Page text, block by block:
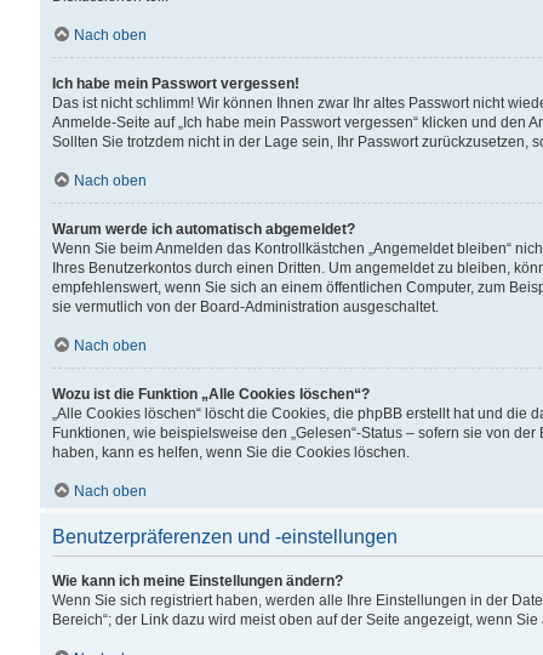
Nach oben
Ich habe mein Passwort vergessen!
Das ist nicht schlimm! Wir können Ihnen zwar Ihr altes Passwort nicht
Anmelde-Seite auf „Ich habe mein Passwort vergessen“ klicken und
Sollten Sie trotzdem nicht in der Lage sein, Ihr Passwort zurückzusetzen,
Nach oben
Warum werde ich automatisch abgemeldet?
Wenn Sie beim Anmelden das Kontrollkästchen „Angemeldet bleiben“
Ihres Benutzerkontos durch einen Dritten. Um angemeldet zu bleiben,
empfehlenswert, wenn Sie sich an einem öffentlichen Computer, zum
sie vermutlich von der Board-Administration ausgeschaltet.
Nach oben
Wozu ist die Funktion „Alle Cookies löschen“?
„Alle Cookies löschen“ löscht die Cookies, die phpBB erstellt hat und
Funktionen, wie beispielsweise den „Gelesen“-Status – sofern sie von
haben, kann es helfen, wenn Sie die Cookies löschen.
Nach oben
Benutzerpräferenzen und -einstellungen
Wie kann ich meine Einstellungen ändern?
Wenn Sie sich registriert haben, werden alle Ihre Einstellungen in der
Bereich“; der Link dazu wird meist oben auf der Seite angezeigt, wenn